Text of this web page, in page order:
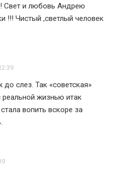
Свет и любовь Андрею
!!! Чистый ,светлый человек
слез. Так «советская»
реальной жизнью итак
вопить вскоре за